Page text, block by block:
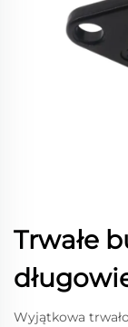
Trwałe
Wyjątkowa